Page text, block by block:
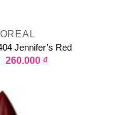
Jennifer’s Red
260.000 ₫